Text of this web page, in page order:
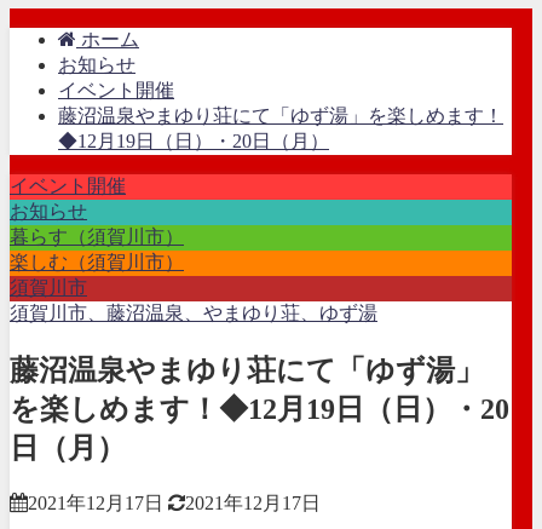
ホーム
お知らせ
イベント開催
藤沼温泉やまゆり荘にて「ゆず湯」を楽しめます！
◆12月19日（日）・20日（月）
イベント開催
お知らせ
暮らす（須賀川市）
楽しむ（須賀川市）
須賀川市
須賀川市、藤沼温泉、やまゆり荘、ゆず湯
藤沼温泉やまゆり荘にて「ゆず湯」
を楽しめます！◆12月19日（日）・20
日（月）
2021年12月17日 2021年12月17日